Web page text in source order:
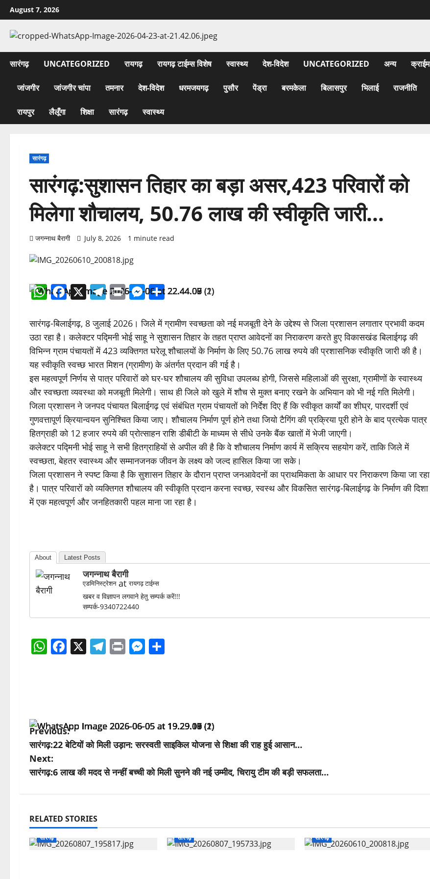
Skip
to
content
August 7, 2026
सारंगढ़ UNCATEGORIZED रायगढ़ रायगढ़ टाईम्स विशेष स्वास्थ्य देश-विदेश UNCATEGORIZED अन्य क्राईम
जांजगीर जांजगीर चांपा तमनार देश-विदेश धरमजयगढ़ पुसौर पेंड्रा बरमकेला बिलासपुर भिलाई राजनीति
रायपुर लैलूँगा शिक्षा सारंगढ़ स्वास्थ्य
सारंगढ़
सारंगढ़:सुशासन तिहार का बड़ा असर,423 परिवारों को
मिलेगा शौचालय, 50.76 लाख की स्वीकृति जारी…
जगन्नाथ बैरागी July 8, 2026 1 minute read
WhatsApp
Facebook
X Telegram
PrintMessenger
Share
सारंगढ़-बिलाईगढ़, 8 जुलाई 2026। जिले में ग्रामीण स्वच्छता को नई मजबूती देने के उद्देश्य से जिला प्रशासन लगातार प्रभावी कदम
उठा रहा है। कलेक्टर पद्मिनी भोई साहू ने सुशासन तिहार के तहत प्राप्त आवेदनों का निराकरण करते हुए विकासखंड बिलाईगढ़ की
विभिन्न ग्राम पंचायतों में 423 व्यक्तिगत घरेलू शौचालयों के निर्माण के लिए 50.76 लाख रुपये की प्रशासनिक स्वीकृति जारी की है।
यह स्वीकृति स्वच्छ भारत मिशन (ग्रामीण) के अंतर्गत प्रदान की गई है।
इस महत्वपूर्ण निर्णय से पात्र परिवारों को घर-घर शौचालय की सुविधा उपलब्ध होगी, जिससे महिलाओं की सुरक्षा, ग्रामीणों के स्वास्थ्य
और स्वच्छता व्यवस्था को मजबूती मिलेगी। साथ ही जिले को खुले में शौच से मुक्त बनाए रखने के अभियान को भी नई गति मिलेगी।
जिला प्रशासन ने जनपद पंचायत बिलाईगढ़ एवं संबंधित ग्राम पंचायतों को निर्देश दिए हैं कि स्वीकृत कार्यों का शीघ्र, पारदर्शी एवं
गुणवत्तापूर्ण क्रियान्वयन सुनिश्चित किया जाए। शौचालय निर्माण पूर्ण होने तथा जियो टैगिंग की प्रक्रिया पूरी होने के बाद प्रत्येक पात्र
हितग्राही को 12 हजार रुपये की प्रोत्साहन राशि डीबीटी के माध्यम से सीधे उनके बैंक खातों में भेजी जाएगी।
कलेक्टर पद्मिनी भोई साहू ने सभी हितग्राहियों से अपील की है कि वे शौचालय निर्माण कार्य में सक्रिय सहयोग करें, ताकि जिले में
स्वच्छता, बेहतर स्वास्थ्य और सम्मानजनक जीवन के लक्ष्य को जल्द हासिल किया जा सके।
जिला प्रशासन ने स्पष्ट किया है कि सुशासन तिहार के दौरान प्राप्त जनआवेदनों का प्राथमिकता के आधार पर निराकरण किया जा रहा
है। पात्र परिवारों को व्यक्तिगत शौचालय की स्वीकृति प्रदान करना स्वच्छ, स्वस्थ और विकसित सारंगढ़-बिलाईगढ़ के निर्माण की दिशा
में एक महत्वपूर्ण और जनहितकारी पहल माना जा रहा है।
About Latest Posts
जगन्नाथ बैरागी
एडमिनिस्ट्रेशनatरायगढ़ टाईम्स
खबर व विज्ञापन लगवाने हेतु सम्पर्क करें!!!
सम्पर्क-9340722440
WhatsApp
Facebook
X Telegram
PrintMessenger
P
o
s
n
a
Previous:
सारंगढ़:22 बेटियों को मिली उड़ान: सरस्वती साइकिल योजना से शिक्षा की राह हुई आसान…
Next:
सारंगढ़:6 लाख की मदद से नन्हीं बच्ची को मिली सुनने की नई उम्मीद, चिरायु टीम की बड़ी सफलता…
RELATED STORIES
सारंगढ़ सारंगढ़ सारंगढ़